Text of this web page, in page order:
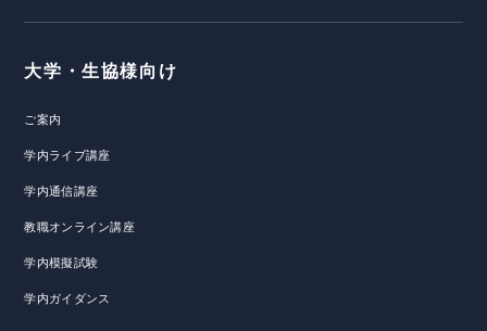
大学・生協様向け
ご案内
学内ライブ講座
学内通信講座
教職オンライン講座
学内模擬試験
学内ガイダンス